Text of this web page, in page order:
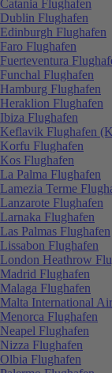
Catania Flughafen
Dublin Flughafen
Edinburgh Flughafen
Faro Flughafen
Fuerteventura
Funchal Flughafen
Hamburg Flughafen
Heraklion Flughafen
Ibiza Flughafen
Keflavik Flughafen
Korfu Flughafen
Kos Flughafen
La Palma Flughafen
Lamezia Terme
Lanzarote Flughafen
Larnaka Flughafen
Las Palmas Flughafen
Lissabon Flughafen
London Heathrow
Madrid Flughafen
Malaga Flughafen
Malta International
Menorca Flughafen
Neapel Flughafen
Nizza Flughafen
Olbia Flughafen